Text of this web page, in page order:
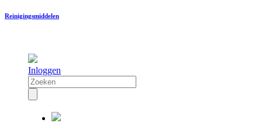
Reinigingsmiddelen
Inloggen